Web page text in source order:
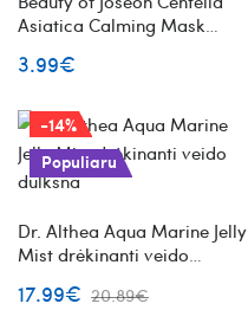
Asiatica Calming Mask
kaukė su azijinės centelės
3.99€
-14%
Populiaru
Dr. Althea Aqua Marine Jelly
Mist drėkinanti veido
17.99€ 20.89€